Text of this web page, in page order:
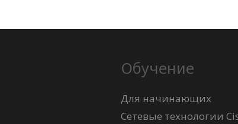
Обучение
Для начинающих
Сетевые технологии